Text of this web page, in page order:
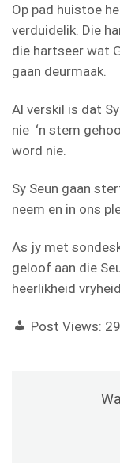
Op pad huistoe
verduidelik. Die
die hartseer wat
gaan deurmaak.
Al verskil is dat
nie ‘n stem
word nie.
Sy Seun gaan
neem en in ons
As jy met
geloof aan die
heerlikheid
Post Views: